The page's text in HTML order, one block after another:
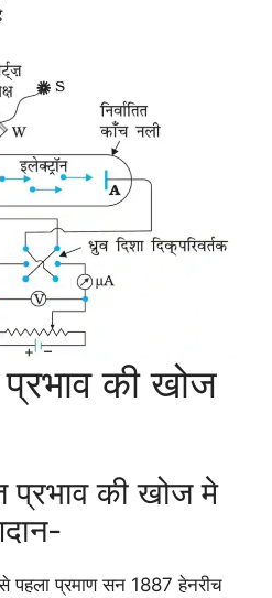
प्रभाव की खोज
प्रभाव की खोज मे
पहला प्रमाण सन 1887 हेनरीच